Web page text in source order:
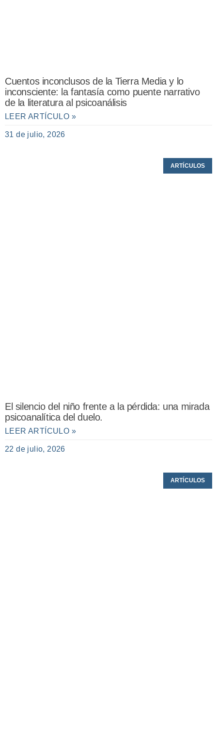
Cuentos inconclusos de la Tierra Media y lo
inconsciente: la fantasía como puente narrativo
de la literatura al psicoanálisis
LEER ARTÍCULO »
31 de julio, 2026
ARTÍCULOS
El silencio del niño frente a la pérdida: una mirada
psicoanalítica del duelo.
LEER ARTÍCULO »
22 de julio, 2026
ARTÍCULOS